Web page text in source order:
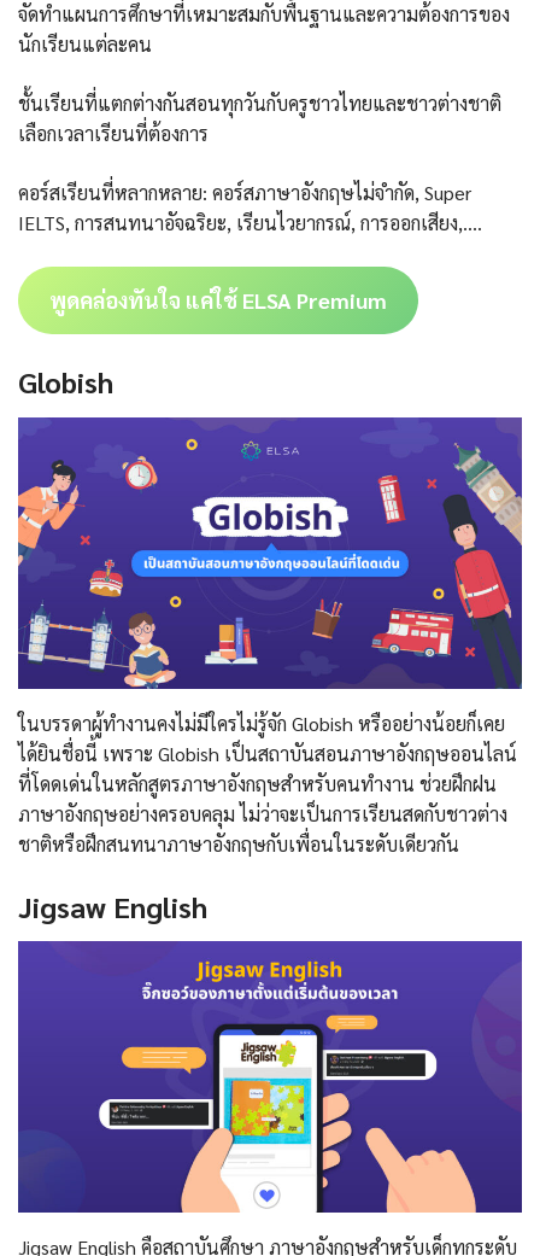
จัดทำแผนการศึกษาที่เหมาะสมกับพื้นฐานและความต้องการของ
นักเรียนแต่ละคน
ชั้นเรียนที่แตกต่างกันสอนทุกวันกับครูชาวไทยและชาวต่างชาติ
เลือกเวลาเรียนที่ต้องการ
คอร์สเรียนที่หลากหลาย: คอร์สภาษาอังกฤษไม่จำกัด, Super
IELTS, การสนทนาอัจฉริยะ, เรียนไวยากรณ์, การออกเสียง,….
พูดคล่องทันใจ แค่ใช้ ELSA Premium
Globish
ในบรรดาผู้ทํางานคงไม่มีใครไม่รู้จัก Globish หรืออย่างน้อยก็เคย
ได้ยินชื่อนี้ เพราะ Globish เป็นสถาบันสอนภาษาอังกฤษออนไลน์
ที่โดดเด่นในหลักสูตรภาษาอังกฤษสำหรับคนทำงาน ช่วยฝึกฝน
ภาษาอังกฤษอย่างครอบคลุม ไม่ว่าจะเป็นการเรียนสดกับชาวต่าง
ชาติหรือฝึกสนทนาภาษาอังกฤษกับเพื่อนในระดับเดียวกัน
Jigsaw English
Jigsaw English คือสถาบันศึกษา ภาษาอังกฤษสำหรับเด็กทุกระดับ